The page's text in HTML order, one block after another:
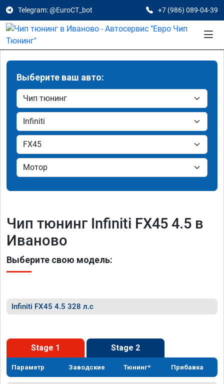
Telegram: @EuroCT_bot +7 (986) 089-04-39
Выберите ваш авто:
Чип тюнинг Infiniti FX45 4.5 в
Иваново
Выберите свою модель:
Infiniti FX45 4.5 328 л.с
Stage 1 Stage 2
Параметр Заводские Тюнинг* Прибавка